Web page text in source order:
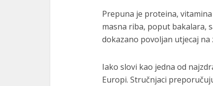
Prepuna je proteina,
masna riba, poput bakalara,
dokazano povoljan utjecaj na
Iako slovi kao jedna od
Europi. Stručnjaci